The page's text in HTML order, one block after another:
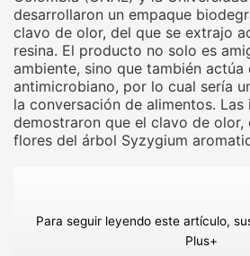
desarrollaron un empaque
clavo de olor, del que se extrajo
resina. El producto no solo es
ambiente, sino que también actúa
antimicrobiano, por lo cual sería
la conversación de alimentos.
demostraron que el clavo de olor,
flores del árbol Syzygium
Para seguir leyendo este artículo,
Plus+